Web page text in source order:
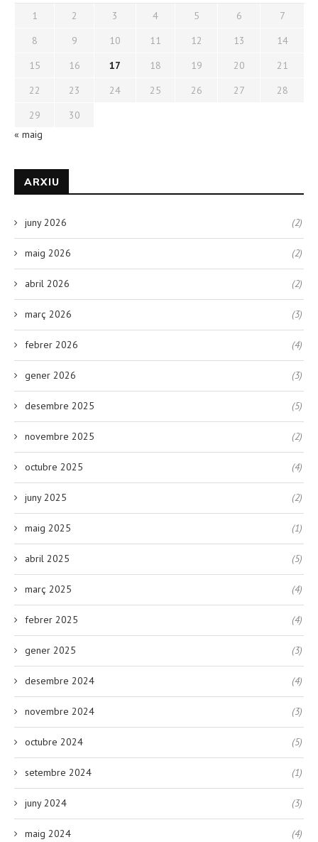
1 2 3 4 5 6
7
8
9 10 11 12 13
14
15
16 17 18 19 20
21
22
23 24 25 26 27
28
29
30
« maig
ARXIU
juny 2026 (2)
maig 2026 (2)
abril 2026 (2)
març 2026 (3)
febrer 2026 (4)
gener 2026 (3)
desembre 2025 (5)
novembre 2025 (2)
octubre 2025 (4)
juny 2025 (2)
maig 2025 (1)
abril 2025 (5)
març 2025 (4)
febrer 2025 (4)
gener 2025 (3)
desembre 2024 (4)
novembre 2024 (3)
octubre 2024 (5)
setembre 2024 (1)
juny 2024 (3)
maig 2024 (4)